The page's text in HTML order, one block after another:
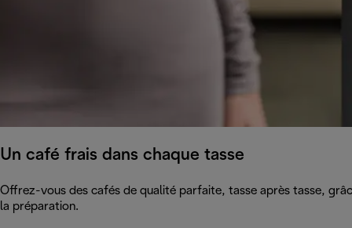
Un café frais dans chaque tasse
Offrez-vous des cafés de qualité parfaite, tasse après tasse,
la préparation.